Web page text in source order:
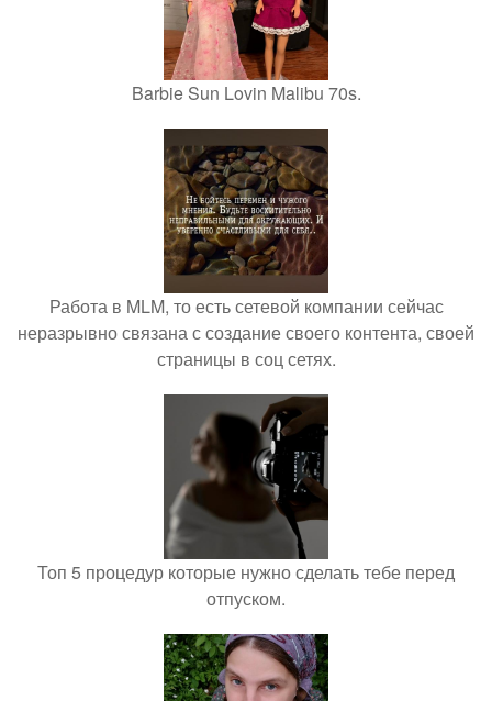
Barbie Sun Lovin Malibu 70s.
Работа в MLM, то есть сетевой компании сейчас
неразрывно связана с создание своего контента, своей
страницы в соц сетях.
Топ 5 процедур которые нужно сделать тебе перед
отпуском.